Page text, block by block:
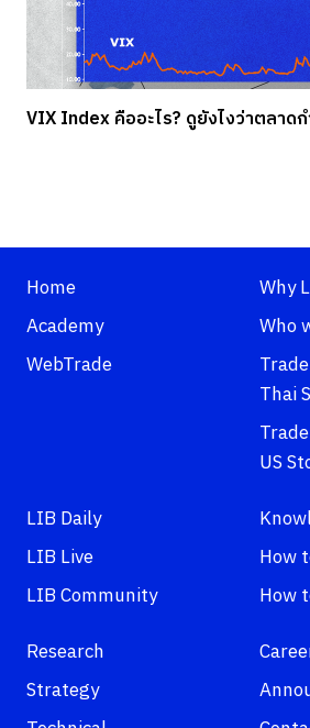
VIX Index คืออะไร? ดูยังไงว่าตลาด
Home
Academy
WebTrade
Why
Who
Trade
Thai
Trade
US
LIB Daily
LIB Live
LIB Community
How
How
Research
Strategy